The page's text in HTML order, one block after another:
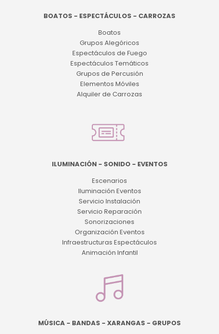
BOATOS - ESPECTÁCULOS - CARROZAS
Boatos
Grupos Alegóricos
Espectáculos de Fuego
Espectáculos Temáticos
Grupos de Percusión
Elementos Móviles
Alquiler de Carrozas
ILUMINACIÓN - SONIDO - EVENTOS
Escenarios
Iluminación Eventos
Servicio Instalación
Servicio Reparación
Sonorizaciones
Organización Eventos
Infraestructuras Espectáculos
Animación Infantil
MÚSICA - BANDAS - XARANGAS - GRUPOS